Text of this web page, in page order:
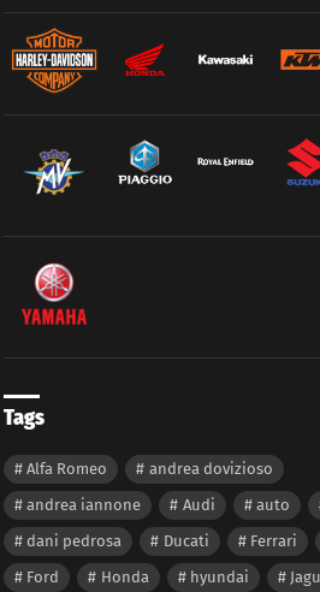
Tags
Alfa Romeo
andrea dovizioso
andrea iannone
Audi auto
dani pedrosa
Ducati Ferrari
Ford
Honda hyundai